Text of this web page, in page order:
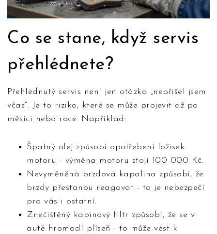
Co se stane, když servis
přehlédnete?
Přehlédnutý servis není jen otázka „nepřišel jsem
včas“. Je to riziko, které se může projevit až po
měsíci nebo roce. Například:
Špatný olej způsobí opotřebení ložisek
motoru - výměna motoru stojí 100 000 Kč.
Nevyměněná brzdová kapalina způsobí, že
brzdy přestanou reagovat - to je nebezpečí
pro vás i ostatní.
Znečištěný kabinový filtr způsobí, že se v
autě hromadí plíseň - to může vést k